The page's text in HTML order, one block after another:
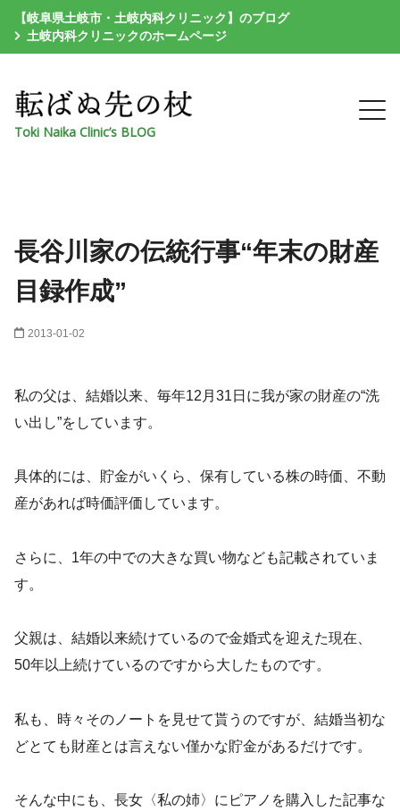
【岐阜県土岐市・土岐内科クリニック】のブログ
土岐内科クリニックのホームページ
Toki Naika Clinic’s BLOG
長谷川家の伝統行事“年末の財産
目録作成”
2013-01-02
私の父は、結婚以来、毎年12月31日に我が家の財産の“洗
い出し”をしています。
具体的には、貯金がいくら、保有している株の時価、不動
産があれば時価評価しています。
さらに、1年の中での大きな買い物なども記載されていま
す。
父親は、結婚以来続けているので金婚式を迎えた現在、
50年以上続けているのですから大したものです。
私も、時々そのノートを見せて貰うのですが、結婚当初な
どとても財産とは言えない僅かな貯金があるだけです。
そんな中にも、長女〈私の姉〉にピアノを購入した記事な